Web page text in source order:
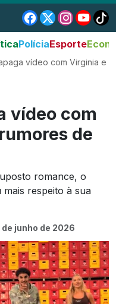
PolíciaEsporte
vídeo com Virginia e
vídeo com
de
romance, o
respeito à sua
de junho de 2026